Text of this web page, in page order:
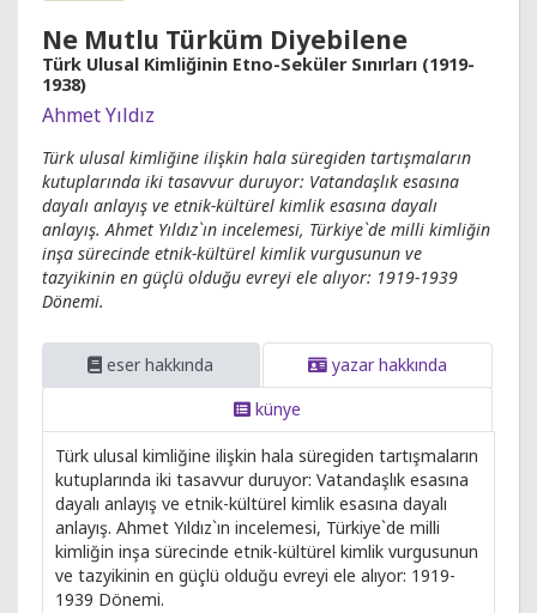
Ne Mutlu Türküm Diyebilene
Türk Ulusal Kimliğinin Etno-Seküler Sınırları (1919-
1938)
Ahmet Yıldız
Türk ulusal kimliğine ilişkin hala süregiden tartışmaların
kutuplarında iki tasavvur duruyor: Vatandaşlık esasına
dayalı anlayış ve etnik-kültürel kimlik esasına dayalı
anlayış. Ahmet Yıldız`ın incelemesi, Türkiye`de milli kimliğin
inşa sürecinde etnik-kültürel kimlik vurgusunun ve
tazyikinin en güçlü olduğu evreyi ele alıyor: 1919-1939
Dönemi.
eser hakkında
yazar hakkında
künye
Türk ulusal kimliğine ilişkin hala süregiden tartışmaların
kutuplarında iki tasavvur duruyor: Vatandaşlık esasına
dayalı anlayış ve etnik-kültürel kimlik esasına dayalı
anlayış. Ahmet Yıldız`ın incelemesi, Türkiye`de milli
kimliğin inşa sürecinde etnik-kültürel kimlik vurgusunun
ve tazyikinin en güçlü olduğu evreyi ele alıyor: 1919-
1939 Dönemi.